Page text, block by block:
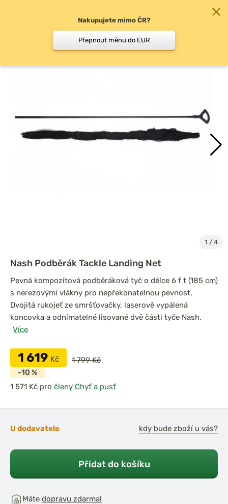
Rybářské podběráky
1 / 4
Nash Podběrák Tackle Landing Net
Pevná kompozitová podběráková tyč o délce 6 f t (185 cm)
s nerezovými vlákny pro nepřekonatelnou pevnost.
Dvojitá rukojeť ze smršťovačky, laserově vypálená
koncovka a odnímatelné lisované dvě části tyče Nash.
Více
1 619 Kč
1 799 Kč
-10 %
pro členy Chyť a pusť
U dodavatele kdy bude zboží u vás?
Přidat do košíku
Máte dopravu zdarma!
Nakupujete mimo ČR?
Přepnout měnu do EUR